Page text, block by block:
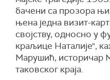
бачени са прозора
њена једна визит-
својству, односно у
краљице Наталије",
Марушић, историчар
таковског краја.